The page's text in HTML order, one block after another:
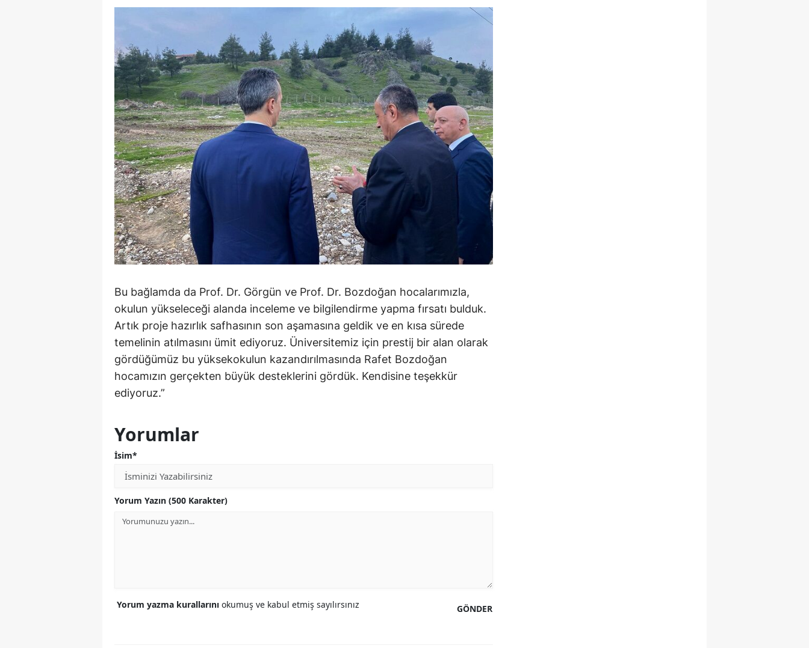
Bu bağlamda da Prof. Dr. Görgün ve Prof. Dr. Bozdoğan hocalarımızla,
okulun yükseleceği alanda inceleme ve bilgilendirme yapma fırsatı bulduk.
Artık proje hazırlık safhasının son aşamasına geldik ve en kısa sürede
temelinin atılmasını ümit ediyoruz. Üniversitemiz için prestij bir alan olarak
gördüğümüz bu yüksekokulun kazandırılmasında Rafet Bozdoğan
hocamızın gerçekten büyük desteklerini gördük. Kendisine teşekkür
ediyoruz.”
Yorumlar
İsim*
Yorum Yazın (500 Karakter)
GÖNDER
Yorum yazma kurallarını okumuş ve kabul etmiş sayılırsınız